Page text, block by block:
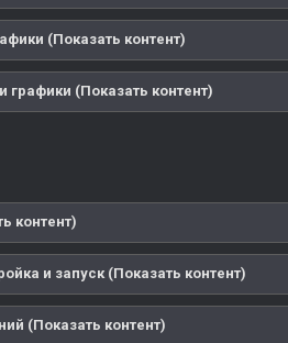
(Показать контент)
графики (Показать контент)
контент)
и запуск (Показать контент)
(Показать контент)